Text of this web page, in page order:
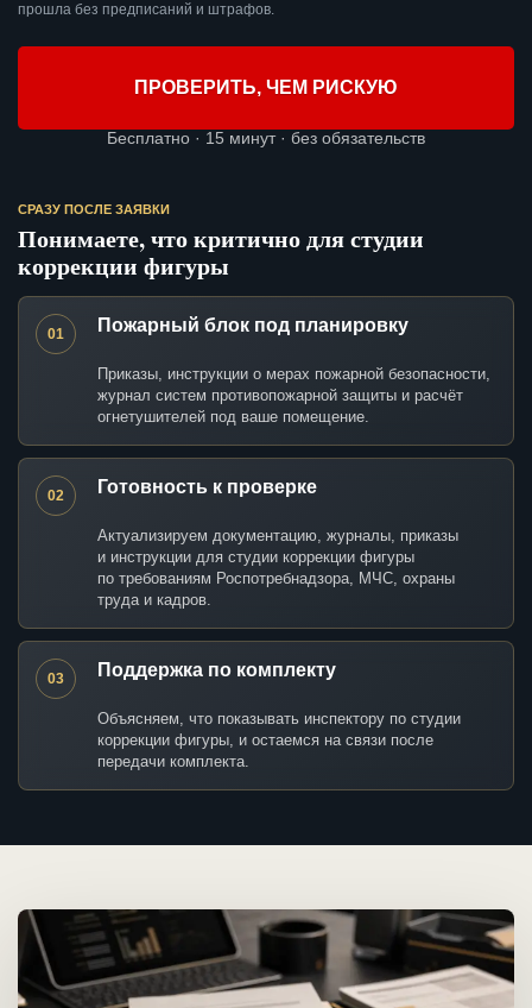
прошла без предписаний и штрафов.
ПРОВЕРИТЬ, ЧЕМ РИСКУЮ
Бесплатно · 15 минут · без обязательств
СРАЗУ ПОСЛЕ ЗАЯВКИ
Понимаете, что критично для студии
коррекции фигуры
01 Пожарный блок под планировку
Приказы, инструкции о мерах пожарной безопасности,
журнал систем противопожарной защиты и расчёт
огнетушителей под ваше помещение.
02 Готовность к проверке
Актуализируем документацию, журналы, приказы
и инструкции для студии коррекции фигуры
по требованиям Роспотребнадзора, МЧС, охраны
труда и кадров.
03 Поддержка по комплекту
Объясняем, что показывать инспектору по студии
коррекции фигуры, и остаемся на связи после
передачи комплекта.